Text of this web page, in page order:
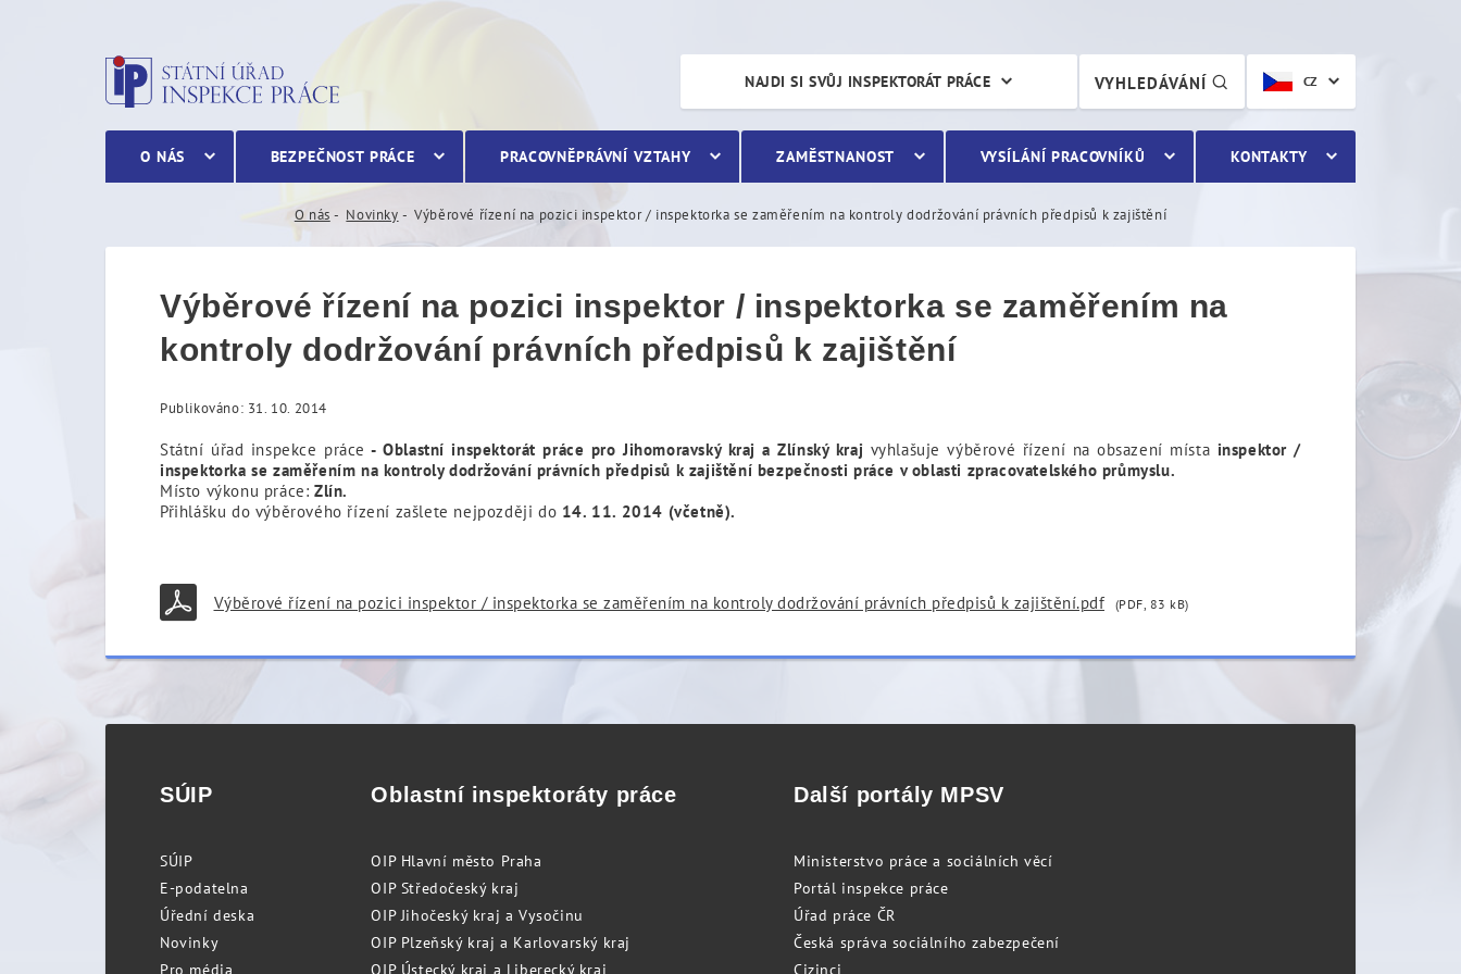
Výběrové řízení na pozici inspektor / inspektorka se zaměřením na kontroly
CZ
VYHLEDÁVÁNÍ
NAJDI SI SVŮJ INSPEKTORÁT PRÁCE
O NÁS BEZPEČNOST PRÁCE PRACOVNĚPRÁVNÍ VZTAHY ZAMĚSTNANOST VYSÍLÁNÍ PRACOVNÍKŮ KONTAKTY
O nás Novinky Výběrové řízení na pozici inspektor / inspektorka se zaměřením na kontroly dodržování právních předpisů k zajištění
Výběrové řízení na pozici inspektor / inspektorka se zaměřením na
kontroly dodržování právních předpisů k zajištění
Publikováno: 31. 10. 2014
Státní úřad inspekce práce - Oblastní inspektorát práce pro Jihomoravský kraj a Zlínský kraj vyhlašuje výběrové řízení na obsazení místa inspektor /
inspektorka se zaměřením na kontroly dodržování právních předpisů k zajištění bezpečnosti práce v oblasti zpracovatelského průmyslu.
Místo výkonu práce: Zlín.
Přihlášku do výběrového řízení zašlete nejpozději do 14. 11. 2014 (včetně).
Výběrové řízení na pozici inspektor / inspektorka se zaměřením na kontroly dodržování právních předpisů k zajištění.pdf (PDF, 83 kB)
SÚIP
SÚIP
E-podatelna
Úřední deska
Novinky
Pro média
Oblastní inspektoráty práce
OIP Hlavní město Praha
OIP Středočeský kraj
OIP Jihočeský kraj a Vysočinu
OIP Plzeňský kraj a Karlovarský kraj
OIP Ústecký kraj a Liberecký kraj
Další portály MPSV
Ministerstvo práce a sociálních věcí
Portál inspekce práce
Úřad práce ČR
Česká správa sociálního zabezpečení
Cizinci